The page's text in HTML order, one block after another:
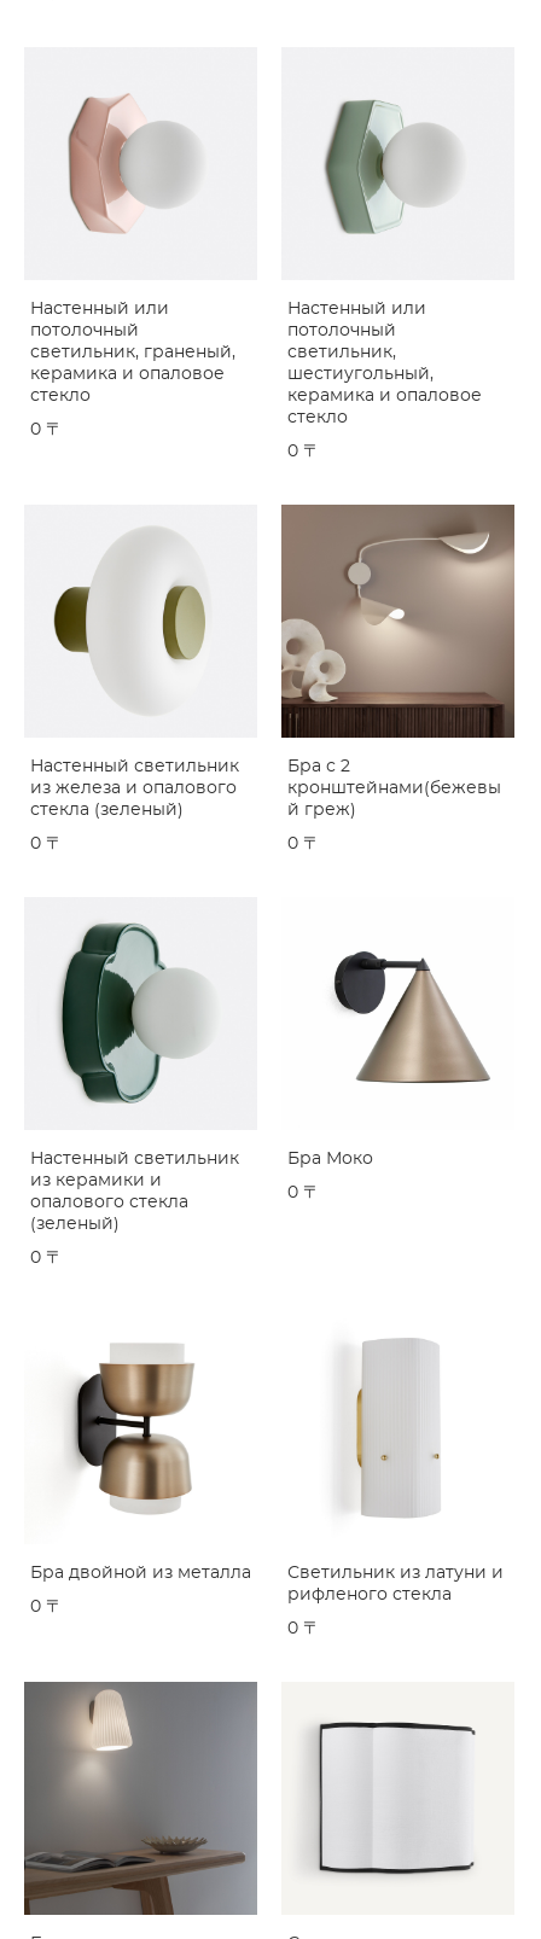
Настенный или
потолочный
светильник, граненый,
керамика и опаловое
стекло
0 〒
Настенный или
потолочный
светильник,
шестиугольный,
керамика и опаловое
стекло
0 〒
Настенный светильник
из железа и опалового
стекла (зеленый)
0 〒
Бра с 2
кронштейнами(бежевы
й греж)
0 〒
Настенный светильник
из керамики и
опалового стекла
(зеленый)
0 〒
Бра Моко
0 〒
Бра двойной из металла
0 〒
Светильник из латуни и
рифленого стекла
0 〒